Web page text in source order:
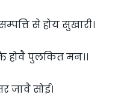
से होय सुखारी।
होवै पुलकित मन।।
जावै सोई।